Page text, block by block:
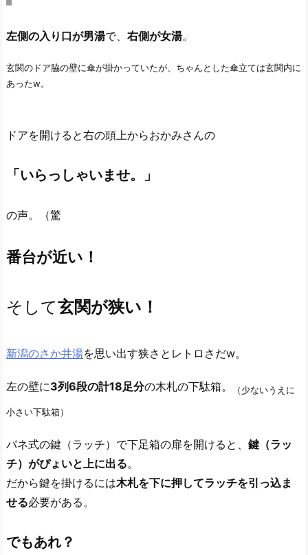
左側の入り口が男湯で、 右側が女湯。
玄関のドア脇の壁に傘が掛かっていたが、ちゃんとした傘立ては玄関内に
あったw。
ドアを開けると右の頭上からおかみさんの
「いらっしゃいませ。」
の声。（驚
番台が近い！
そして玄関が狭い！
新潟のさか井湯を思い出す狭さとレトロさだw。
左の壁に3列6段の計18足分の木札の下駄箱。
（少ないうえに
小さい下駄箱）
バネ式の鍵（ラッチ）で下足箱の扉を開けると、 鍵（ラッ
チ）がぴょいと上に出る。
だから鍵を掛けるには木札を下に押してラッチを引っ込ま
せる必要がある。
でもあれ？